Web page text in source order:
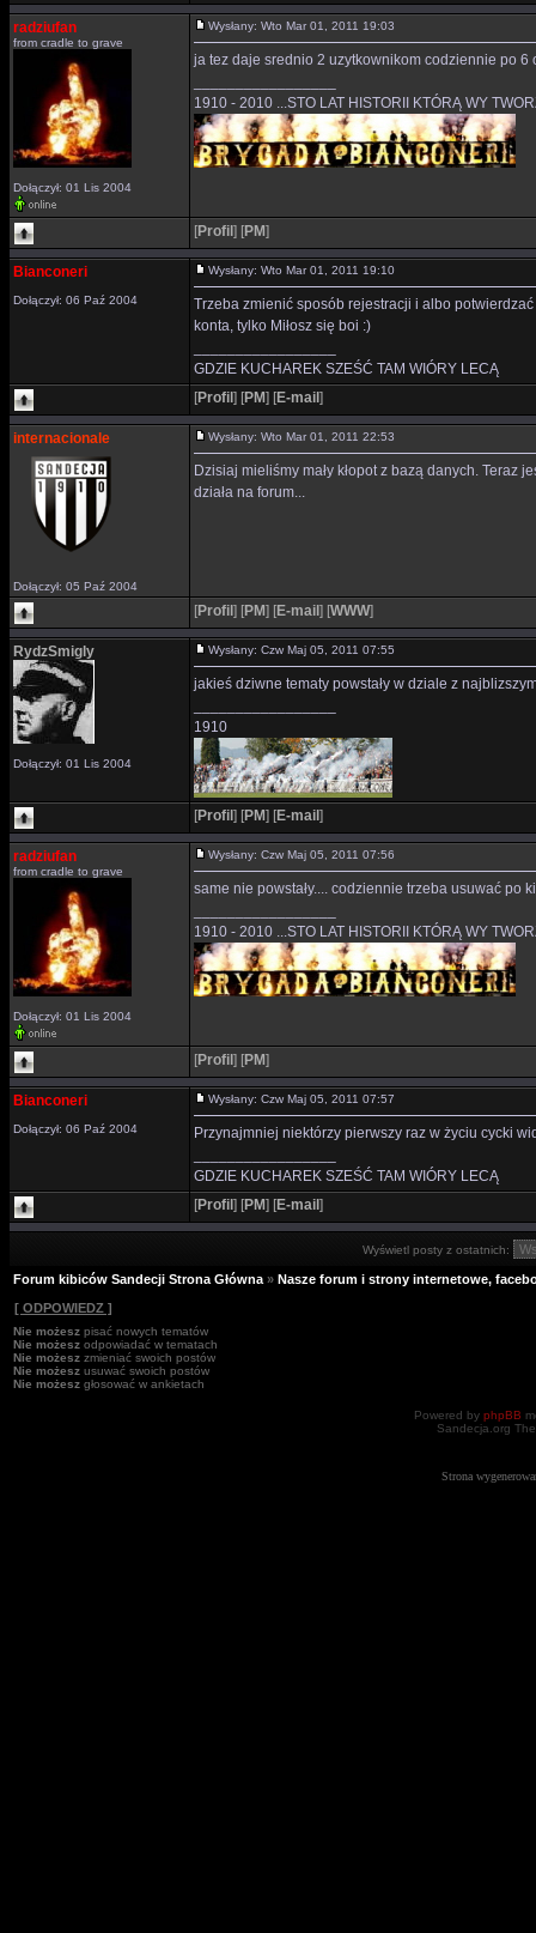
radziufan
from cradle to grave
Dołączył: 01 Lis 2004
Wysłany: Wto Mar 01, 2011 19:03
ja tez daje srednio 2 uzytkownikom codziennie po
1910 - 2010 ...STO LAT HISTORII KTÓRĄ WY
[Profil ] [PM]
Bianconeri
Dołączył: 06 Paź 2004
Wysłany: Wto Mar 01, 2011 19:10
Trzeba zmienić sposób rejestracji i albo
konta, tylko Miłosz się boi :)
GDZIE KUCHAREK SZEŚĆ TAM WIÓRY LECĄ
[Profil ] [PM] [E-mail ]
internacionale
Dołączył: 05 Paź 2004
Wysłany: Wto Mar 01, 2011 22:53
Dzisiaj mieliśmy mały kłopot z bazą danych.
działa na forum...
[Profil ] [PM] [E-mail ] [WWW]
RydzSmigly
Dołączył: 01 Lis 2004
Wysłany: Czw Maj 05, 2011 07:55
jakieś dziwne tematy powstały w dziale z
1910
[Profil ] [PM] [E-mail ]
radziufan
from cradle to grave
Dołączył: 01 Lis 2004
Wysłany: Czw Maj 05, 2011 07:56
same nie powstały.... codziennie trzeba usuwać po
1910 - 2010 ...STO LAT HISTORII KTÓRĄ WY
[Profil ] [PM]
Bianconeri
Dołączył: 06 Paź 2004
Wysłany: Czw Maj 05, 2011 07:57
Przynajmniej niektórzy pierwszy raz w życiu cycki
GDZIE KUCHAREK SZEŚĆ TAM WIÓRY LECĄ
[Profil ] [PM] [E-mail ]
Wyświetl posty z ostatnich:
Forum kibiców Sandecji Strona Główna » Nasze forum i strony internetowe,
[ ODPOWIEDZ ]
Nie możesz pisać nowych tematów
Nie możesz odpowiadać w tematach
Nie możesz zmieniać swoich postów
Nie możesz usuwać swoich postów
Nie możesz głosować w ankietach
Powered by phpBB
Sandecja.org
Strona